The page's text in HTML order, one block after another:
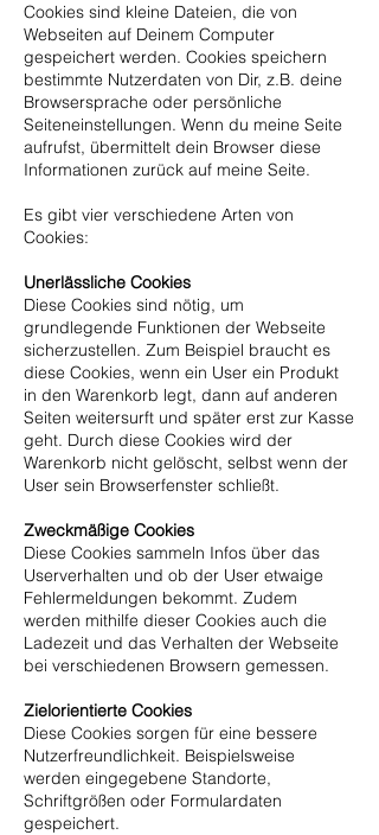
Cookies sind kleine Dateien, die von
Webseiten auf Deinem Computer
gespeichert werden. Cookies speichern
bestimmte Nutzerdaten von Dir, z.B. deine
Browsersprache oder persönliche
Seiteneinstellungen. Wenn du meine Seite
aufrufst, übermittelt dein Browser diese
Informationen zurück auf meine Seite.
Es gibt vier verschiedene Arten von
Cookies:
Unerlässliche Cookies
Diese Cookies sind nötig, um
grundlegende Funktionen der Webseite
sicherzustellen. Zum Beispiel braucht es
diese Cookies, wenn ein User ein Produkt
in den Warenkorb legt, dann auf anderen
Seiten weitersurft und später erst zur Kasse
geht. Durch diese Cookies wird der
Warenkorb nicht gelöscht, selbst wenn der
User sein Browserfenster schließt.
Zweckmäßige Cookies
Diese Cookies sammeln Infos über das
Userverhalten und ob der User etwaige
Fehlermeldungen bekommt. Zudem
werden mithilfe dieser Cookies auch die
Ladezeit und das Verhalten der Webseite
bei verschiedenen Browsern gemessen.
Zielorientierte Cookies
Diese Cookies sorgen für eine bessere
Nutzerfreundlichkeit. Beispielsweise
werden eingegebene Standorte,
Schriftgrößen oder Formulardaten
gespeichert.